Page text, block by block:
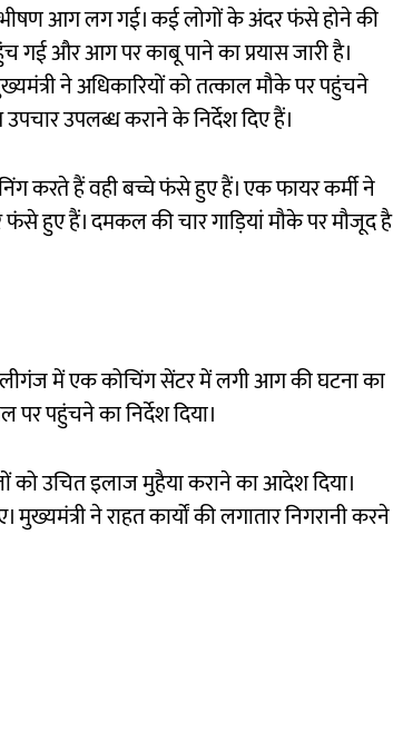
आग लग गई। कई लोगों के अंदर फंसे होने की
गई और आग पर काबू पाने का प्रयास जारी है।
ने अधिकारियों को तत्काल मौके पर पहुंचने
उपलब्ध कराने के निर्देश द‍िए हैं।
करते हैं वही बच्चे फंसे हुए हैं। एक फायर कर्मी ने
हुए हैं। दमकल की चार गाड़ियां मौके पर मौजूद है
में एक कोचिंग सेंटर में लगी आग की घटना का
पर पहुंचने का निर्देश दिया।
को उचित इलाज मुहैया कराने का आदेश दिया।
ने राहत कार्यों की लगातार निगरानी करने